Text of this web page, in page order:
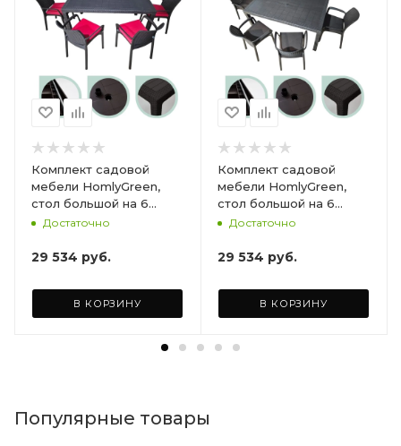
Комплект садовой
мебели HomlyGreen,
стол большой на 6
персон 153х79х70, 6
бордовыми подушками
Достаточно
29 534 руб.
В КОРЗИНУ
Комплект садовой
мебели HomlyGreen,
стол большой на 6
персон 153х79х70, 6
коричневыми
Достаточно
29 534 руб.
В КОРЗИНУ
Популярные товары